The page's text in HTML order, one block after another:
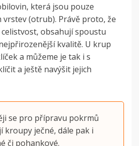
která jsou pouze
vrstev (otrub). Právě proto, že
celistvost, obsahují spoustu
kvalitě. U krup
a můžeme je tak i s
a ještě navýšit jejich
se pro přípravu pokrmů
kroupy ječné, dále pak i
či pohankové.